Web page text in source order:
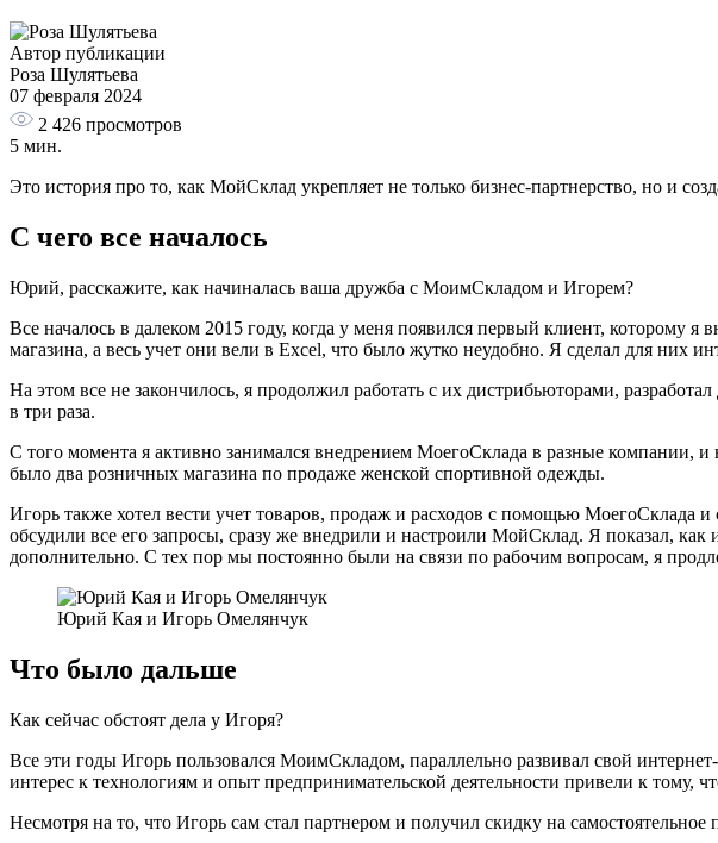
Автор публикации
Роза Шулятьева
07 февраля 2024
2 426 просмотров
5 мин.
Это история про то, как МойСклад укрепляет не только бизнес-партнерство, но и
С чего все началось
Юрий, расскажите, как начиналась ваша дружба с МоимСкладом и Игорем?
Все началось в далеком 2015 году, когда у меня появился первый клиент,
магазина, а весь учет они вели в Excel, что было жутко неудобно. Я сделал для них
На этом все не закончилось, я продолжил работать с их дистрибьюторами,
в три раза.
С того момента я активно занимался внедрением МоегоСклада в разные компании,
было два розничных магазина по продаже женской спортивной одежды.
Игорь также хотел вести учет товаров, продаж и расходов с помощью МоегоСклада
обсудили все его запросы, сразу же внедрили и настроили МойСклад. Я показал,
дополнительно. С тех пор мы постоянно были на связи по рабочим вопросам, я
Юрий Кая и Игорь Омелянчук
Что было дальше
Как сейчас обстоят дела у Игоря?
Все эти годы Игорь пользовался МоимСкладом, параллельно развивал свой
интерес к технологиям и опыт предпринимательской деятельности привели к тому,
Несмотря на то, что Игорь сам стал партнером и получил скидку на